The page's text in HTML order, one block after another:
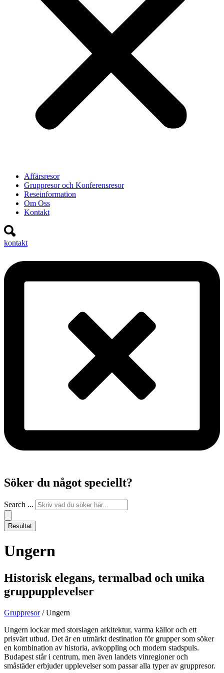
Affärsresor
Gruppresor och Konferensresor
Reseinformation
Om Oss
Kontakt
kontakt
Söker du något speciellt?
Search ...
Resultat
Ungern
Historisk elegans, termalbad och unika
gruppupplevelser
Gruppresor/ Ungern
Ungern lockar med storslagen arkitektur, varma källor och ett
prisvärt utbud. Det är en utmärkt destination för grupper som söker
en kombination av historia, avkoppling och modern stadspuls.
Budapest står i centrum, men även landets vinregioner och
småstäder erbjuder upplevelser som passar alla typer av gruppresor.